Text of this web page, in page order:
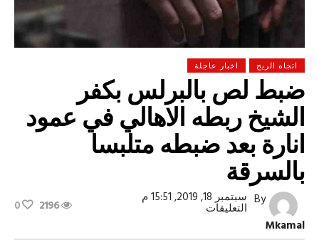
اتجاه الريح اخبار عاجلة
ضبط لص بالبرلس بكفر
الشيخ ربطه الاهالي في عمود
انارة بعد ضبطه متلبسا
بالسرقة
By
Mkamal
سبتمبر 18, 2019, 15:51 م
التعليقاتعلى 2196
0